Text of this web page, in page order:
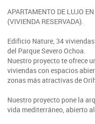
APARTAMENTO DE LUJO
(VIVIENDA RESERVADA).
Edificio Nature, 34
del Parque Severo Ochoa.
Nuestro proyecto te ofrece
viviendas con espacios
zonas más atractivas de
Nuestro proyecto pone la
vida mediterráneo, abierto